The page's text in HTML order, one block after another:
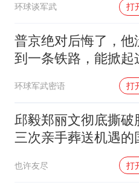
环球谈军武 打
普京绝对后悔了，他
到一条铁路，能掀起
大的风浪，中亚格
改写
环球军武密语 打
邱毅郑丽文彻底撕破
三次亲手葬送机遇的
也许友尽 打